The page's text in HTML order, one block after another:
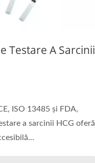
Testare A Sarcinii
ISO 13485 și FDA,
a sarcinii HCG oferă